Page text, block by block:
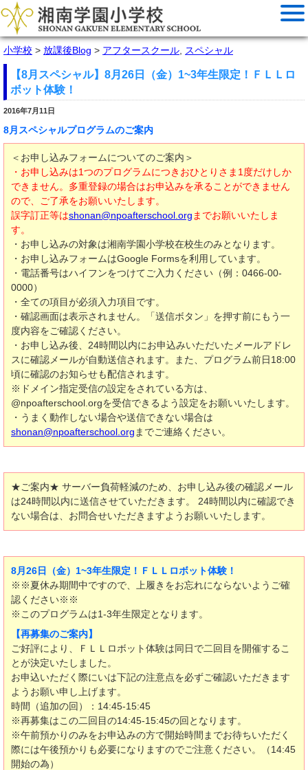
小学校 > 放課後Blog > アフタースクール スペシャル
【8月スペシャル】8月26日（金）1~3年生限定！ＦＬＬロ
ボット体験！
2016年7月11日
8月スペシャルプログラムのご案内
＜お申し込みフォームについてのご案内＞
・お申し込みは1つのプログラムにつきおひとりさま1度だけしか
できません。多重登録の場合はお申込みを承ることができません
ので、ご了承をお願いいたします。
誤字訂正等はshonan@npoafterschool.org までお願いいたしま
す。
・お申し込みの対象は湘南学園小学校在校生のみとなります。
・お申し込みフォームはGoogle Formsを利用しています。
・電話番号はハイフンをつけてご入力ください（例：0466-00-
0000）
・全ての項目が必須入力項目です。
・確認画面は表示されません。「送信ボタン」を押す前にもう一
度内容をご確認ください。
・お申し込み後、24時間以内にお申込みいただいたメールアドレ
スに確認メールが自動送信されます。また、プログラム前日18:00
頃に確認のお知らせも配信されます。
※ドメイン指定受信の設定をされている方は、
@npoafterschool.orgを受信できるよう設定をお願いいたします。
・うまく動作しない場合や送信できない場合は
shonan@npoafterschool.org までご連絡ください。
★ご案内★ サーバー負荷軽減のため、お申し込み後の確認メール
は24時間以内に送信させていただきます。 24時間以内に確認でき
ない場合は、お問合せいただきますようお願いいたします。
8月26日（金）1~3年生限定！ＦＬＬロボット体験！
※※夏休み期間中ですので、上履きをお忘れにならないようご確
認ください※※
※このプログラムは1-3年生限定となります。
【再募集のご案内】
ご好評により、ＦＬＬロボット体験は同日で二回目を開催するこ
とが決定いたしました。
お申込いただく際にいは下記の注意点を必ずご確認いただきます
ようお願い申し上げます。
時間（追加の回）：14:45-15:45
※再募集はこの二回目の14:45-15:45の回となります。
※午前預かりのみをお申込みの方で開始時間までお待ちいただく
際には午後預かりも必要になりますのでご注意ください。（14:45
開始の為）